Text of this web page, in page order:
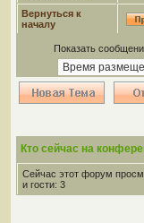
Вернуться к
началу
Показать
Кто сейчас на
Сейчас этот форум
и гости: 3